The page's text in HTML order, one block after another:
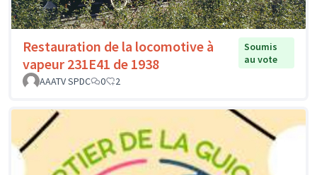
Restauration de la locomotive à
vapeur 231E41 de 1938
Soumis
au vote
AAATV SPDC
0 2